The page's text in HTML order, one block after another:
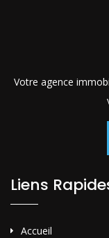
Votre agence
Liens
Accueil